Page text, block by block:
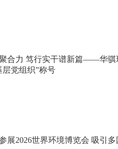
合力 笃行实干谱新篇——华骐
层党组织”称号
展2026世界环境博览会 吸引